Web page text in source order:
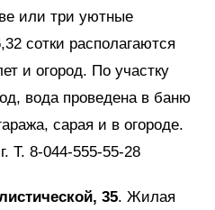
или три уютные
сотки располагаются
и огород. По участку
вода проведена в баню
сарая и в огороде.
Т. 8-044-555-55-28
35. Жилая